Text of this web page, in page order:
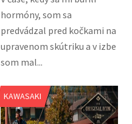
hormóny, som sa
predvádzal pred kočkami na
upravenom skútriku a v izbe
som mal...
KAWASAKI